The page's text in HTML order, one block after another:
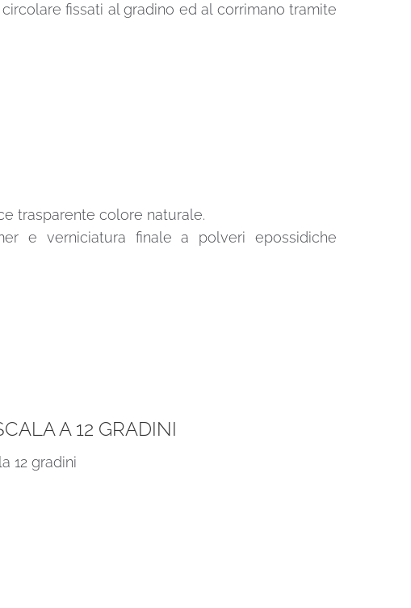
fissati al gradino ed al corrimano tramite
trasparente colore naturale.
e verniciatura finale a polveri epossidiche
A 12 GRADINI
12 gradini